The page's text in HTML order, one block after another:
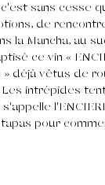
sans cesse
de
la Mancha, au
ce vin «
déjà vêtus de
Les intrépides
pour